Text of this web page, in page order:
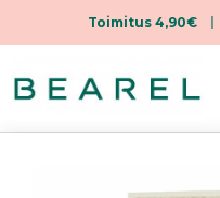
Toimitus 4,90€|
sisältöön